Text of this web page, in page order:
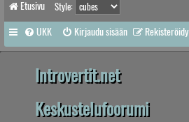
Etusivu Style:
UKK Kirjaudu sisään Rekisteröidy
Introvertit.net
Keskustelufoorumi